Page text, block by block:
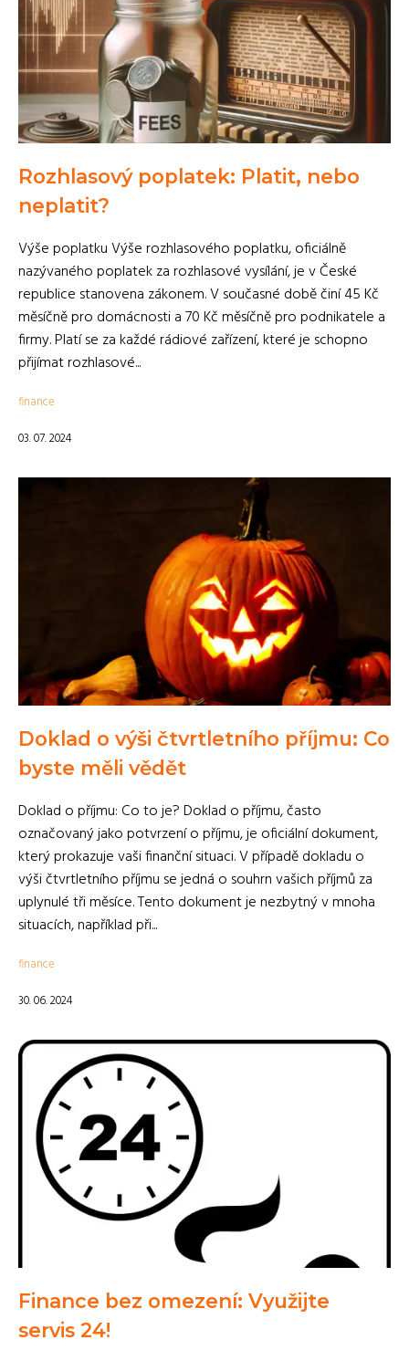
Rozhlasový poplatek: Platit, nebo
neplatit?
Výše poplatku Výše rozhlasového poplatku, oficiálně
nazývaného poplatek za rozhlasové vysílání, je v České
republice stanovena zákonem. V současné době činí 45 Kč
měsíčně pro domácnosti a 70 Kč měsíčně pro podnikatele a
firmy. Platí se za každé rádiové zařízení, které je schopno
přijímat rozhlasové...
finance
03. 07. 2024
Doklad o výši čtvrtletního příjmu: Co
byste měli vědět
Doklad o příjmu: Co to je? Doklad o příjmu, často
označovaný jako potvrzení o příjmu, je oficiální dokument,
který prokazuje vaši finanční situaci. V případě dokladu o
výši čtvrtletního příjmu se jedná o souhrn vašich příjmů za
uplynulé tři měsíce. Tento dokument je nezbytný v mnoha
situacích, například při...
finance
30. 06. 2024
Finance bez omezení: Využijte
servis 24!